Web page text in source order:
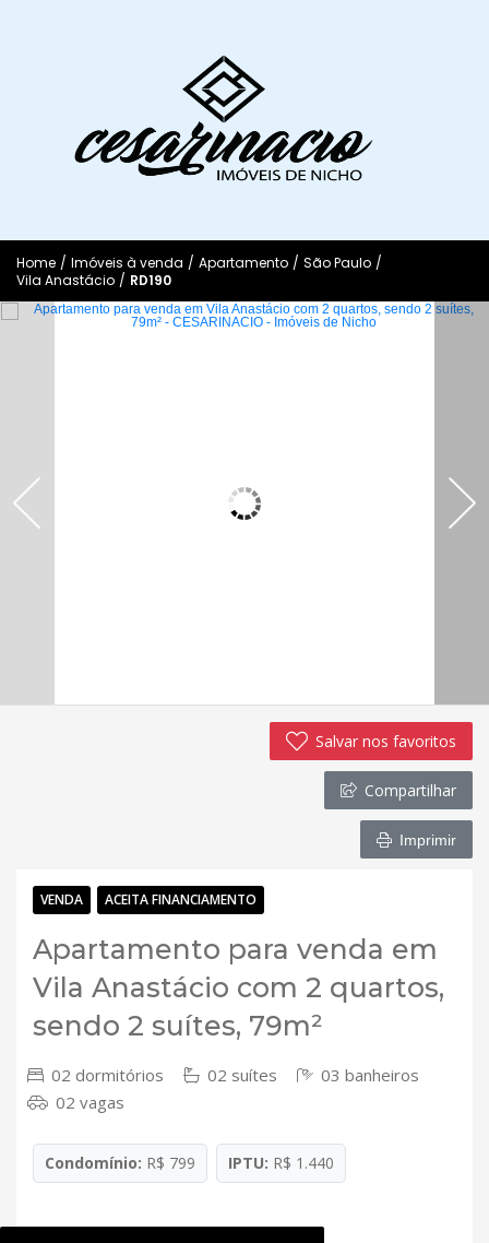
Home / Imóveis à venda / Apartamento / São Paulo /
Vila Anastácio / RD190
Salvar nos favoritos
Compartilhar
Imprimir
VENDA ACEITA FINANCIAMENTO
Apartamento para venda em
Vila Anastácio com 2 quartos,
sendo 2 suítes, 79m²
02 dormitórios 02 suítes
03 banheiros
02 vagas
Condomínio: R$ 799 IPTU: R$ 1.440